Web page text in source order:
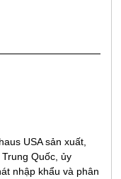
USA sản xuất,
Quốc, ủy
nhập khẩu và phân